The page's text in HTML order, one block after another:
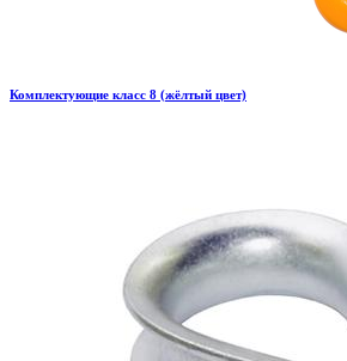
Комплектующие класс 8 (жёлтый цвет)